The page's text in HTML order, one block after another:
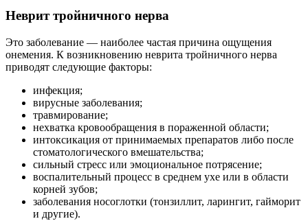
Неврит тройничного нерва
Это заболевание — наиболее частая причина ощущения
онемения. К возникновению неврита тройничного нерва
приводят следующие факторы:
инфекция;
вирусные заболевания;
травмирование;
нехватка кровообращения в пораженной области;
интоксикация от принимаемых препаратов либо после
стоматологического вмешательства;
сильный стресс или эмоциональное потрясение;
воспалительный процесс в среднем ухе или в области
корней зубов;
заболевания носоглотки (тонзиллит, ларингит, гайморит
и другие).